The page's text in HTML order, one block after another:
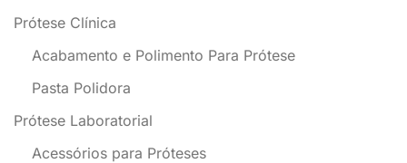
Prótese Clínica
Acabamento e Polimento Para Prótese
Pasta Polidora
Prótese Laboratorial
Acessórios para Próteses